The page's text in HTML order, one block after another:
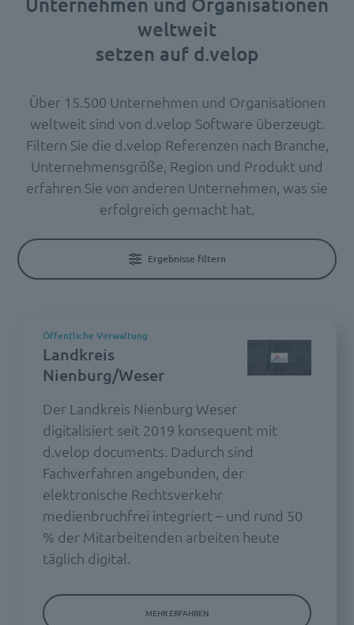
weltweit
setzen auf d.velop
Über 15.500 Unternehmen und Organisationen
weltweit sind von d.velop Software überzeugt.
Filtern Sie die d.velop Referenzen nach Branche,
Unternehmensgröße, Region und Produkt und
erfahren Sie von anderen Unternehmen, was sie
erfolgreich gemacht hat.
Ergebnisse filtern
Landkreis
Nienburg/Weser
Öffentliche Verwaltung
Der Landkreis Nienburg Weser
digitalisiert seit 2019 konsequent mit
d.velop documents. Dadurch sind
Fachverfahren angebunden, der
elektronische Rechtsverkehr
medienbruchfrei integriert – und rund 50
% der Mitarbeitenden arbeiten heute
täglich digital.
MEHR ERFAHREN